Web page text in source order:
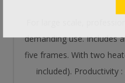
demanding use. Includes
five frames. With two
included). Productivity